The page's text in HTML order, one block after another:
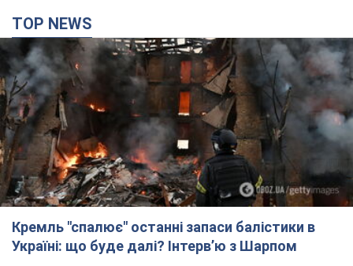
TOP NEWS
Кремль "спалює" останні запаси балістики в
Україні: що буде далі? Інтерв’ю з Шарпом